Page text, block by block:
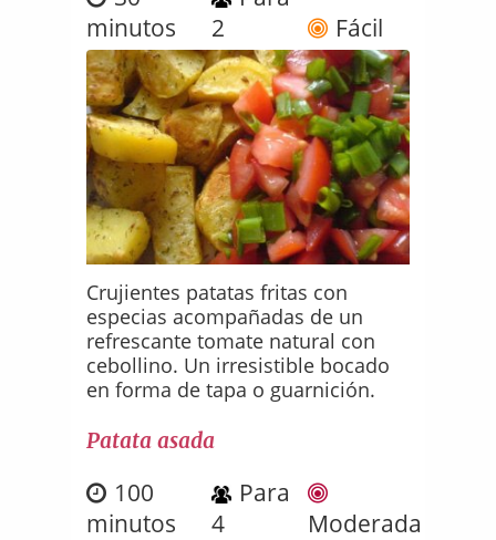
minutos
2
Fácil
Crujientes patatas fritas con
especias acompañadas de un
refrescante tomate natural con
cebollino. Un irresistible bocado
en forma de tapa o guarnición.
Patata asada
100
minutos
Para
4
Moderada